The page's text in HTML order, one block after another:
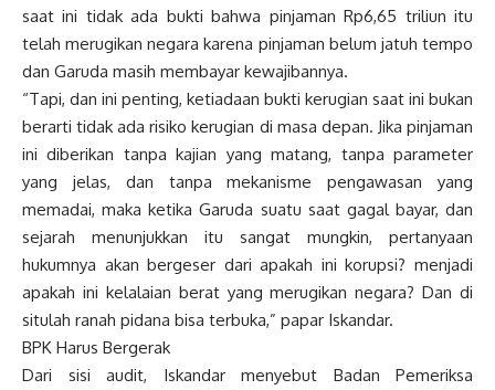
saat ini tidak ada bukti bahwa pinjaman Rp6,65 triliun itu
telah merugikan negara karena pinjaman belum jatuh tempo
dan Garuda masih membayar kewajibannya.
“Tapi, dan ini penting, ketiadaan bukti kerugian saat ini bukan
berarti tidak ada risiko kerugian di masa depan. Jika pinjaman
ini diberikan tanpa kajian yang matang, tanpa parameter
yang jelas, dan tanpa mekanisme pengawasan yang
memadai, maka ketika Garuda suatu saat gagal bayar, dan
sejarah menunjukkan itu sangat mungkin, pertanyaan
hukumnya akan bergeser dari apakah ini korupsi? menjadi
apakah ini kelalaian berat yang merugikan negara? Dan di
situlah ranah pidana bisa terbuka,” papar Iskandar.
BPK Harus Bergerak
Dari sisi audit, Iskandar menyebut Badan Pemeriksa